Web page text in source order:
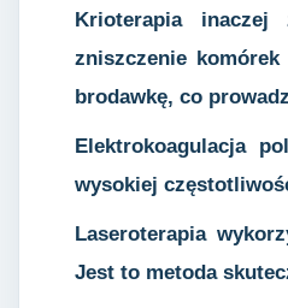
Krioterapiainaczej
zniszczenie
brodawkę, co
Elektrokoagulacja
wysokiej
Laseroterapia
Jest to metoda